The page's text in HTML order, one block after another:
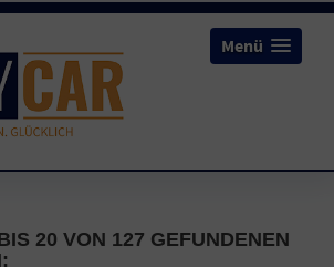
Menü
20 VON 127 GEFUNDENEN